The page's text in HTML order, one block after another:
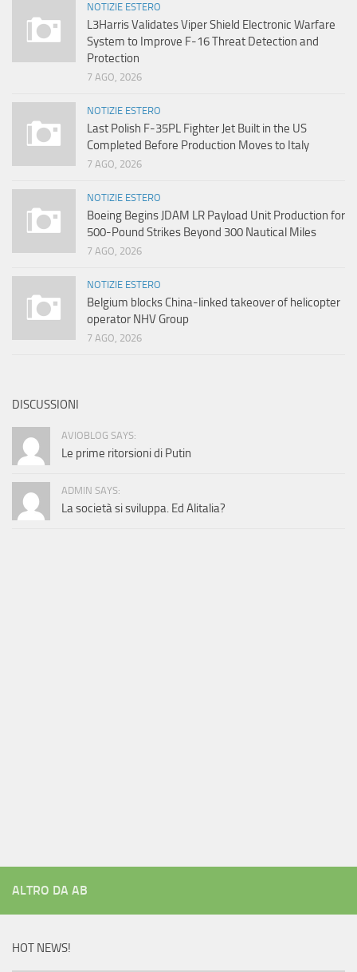
NOTIZIE ESTERO
L3Harris Validates Viper Shield Electronic Warfare
System to Improve F-16 Threat Detection and
Protection
7 AGO, 2026
NOTIZIE ESTERO
Last Polish F-35PL Fighter Jet Built in the US
Completed Before Production Moves to Italy
7 AGO, 2026
NOTIZIE ESTERO
Boeing Begins JDAM LR Payload Unit Production for
500-Pound Strikes Beyond 300 Nautical Miles
7 AGO, 2026
NOTIZIE ESTERO
Belgium blocks China-linked takeover of helicopter
operator NHV Group
7 AGO, 2026
DISCUSSIONI
AVIOBLOG SAYS:
Le prime ritorsioni di Putin
ADMIN SAYS:
La società si sviluppa. Ed Alitalia?
ALTRO DA AB
HOT NEWS!